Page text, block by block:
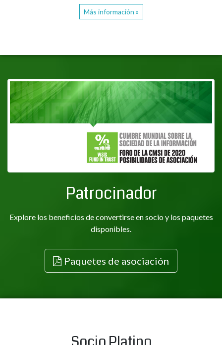
Más información »
Patrocinador
Explore los beneficios de convertirse en socio y los paquetes
disponibles.
Paquetes de asociación